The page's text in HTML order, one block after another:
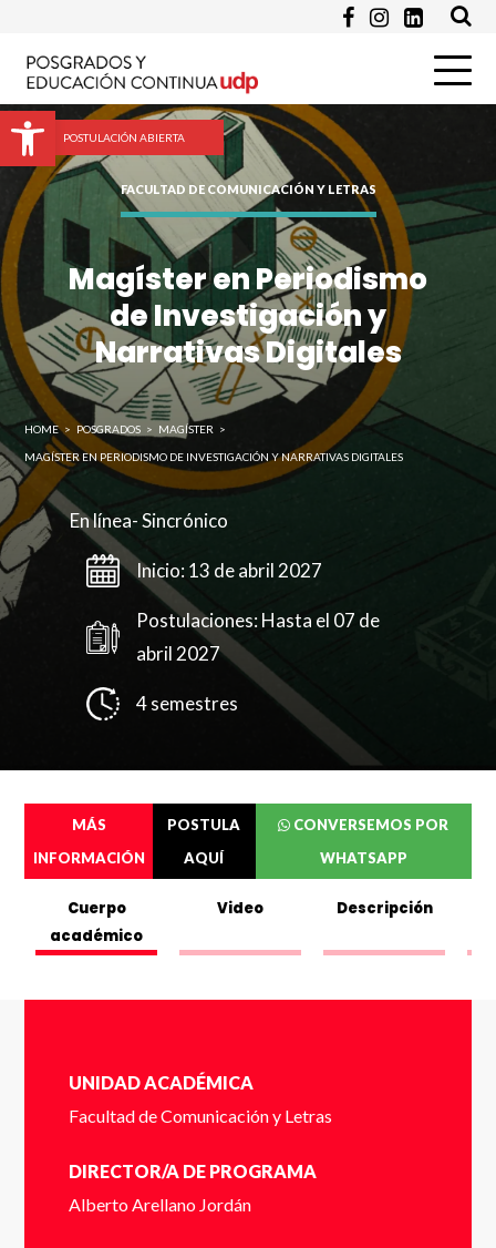
Abrir barra de herramientas
Pregunta
Enviar
POSTULACIÓN ABIERTA
FACULTAD DE COMUNICACIÓN Y LETRAS
Magíster en Periodismo
de Investigación y
Narrativas Digitales
HOME > POSGRADOS > MAGÍSTER >
MAGÍSTER EN PERIODISMO DE INVESTIGACIÓN Y NARRATIVAS DIGITALES
En línea- Sincrónico
Inicio: 13 de abril 2027
Postulaciones: Hasta el 07 de
abril 2027
4 semestres
MÁS
INFORMACIÓN
POSTULA
AQUÍ
CONVERSEMOS POR
WHATSAPP
Cuerpo
académico
Video
Descripción
UNIDAD ACADÉMICA
Facultad de Comunicación y Letras
DIRECTOR/A DE PROGRAMA
Alberto Arellano Jordán
contacto contigo a la brevedad.
Cédula de identidad sin puntos ni guión (Ej: